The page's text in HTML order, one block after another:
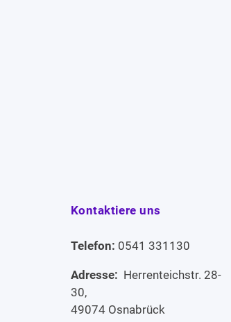
Kontaktiere uns
Telefon: 0541 331130
Adresse: Herrenteichstr. 28-
30,
49074 Osnabrück